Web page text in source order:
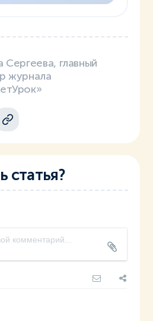
Сергеева, главный
журнала
статья?